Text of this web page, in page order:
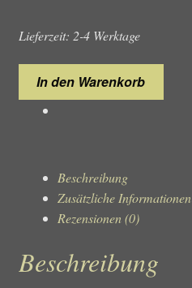
Lieferzeit: 2-4 Werktage
Guess
JUBB04519JWYGS
In den Warenkorb
Beschreibung
Zusätzliche Informationen
Rezensionen (0)
Beschreibung